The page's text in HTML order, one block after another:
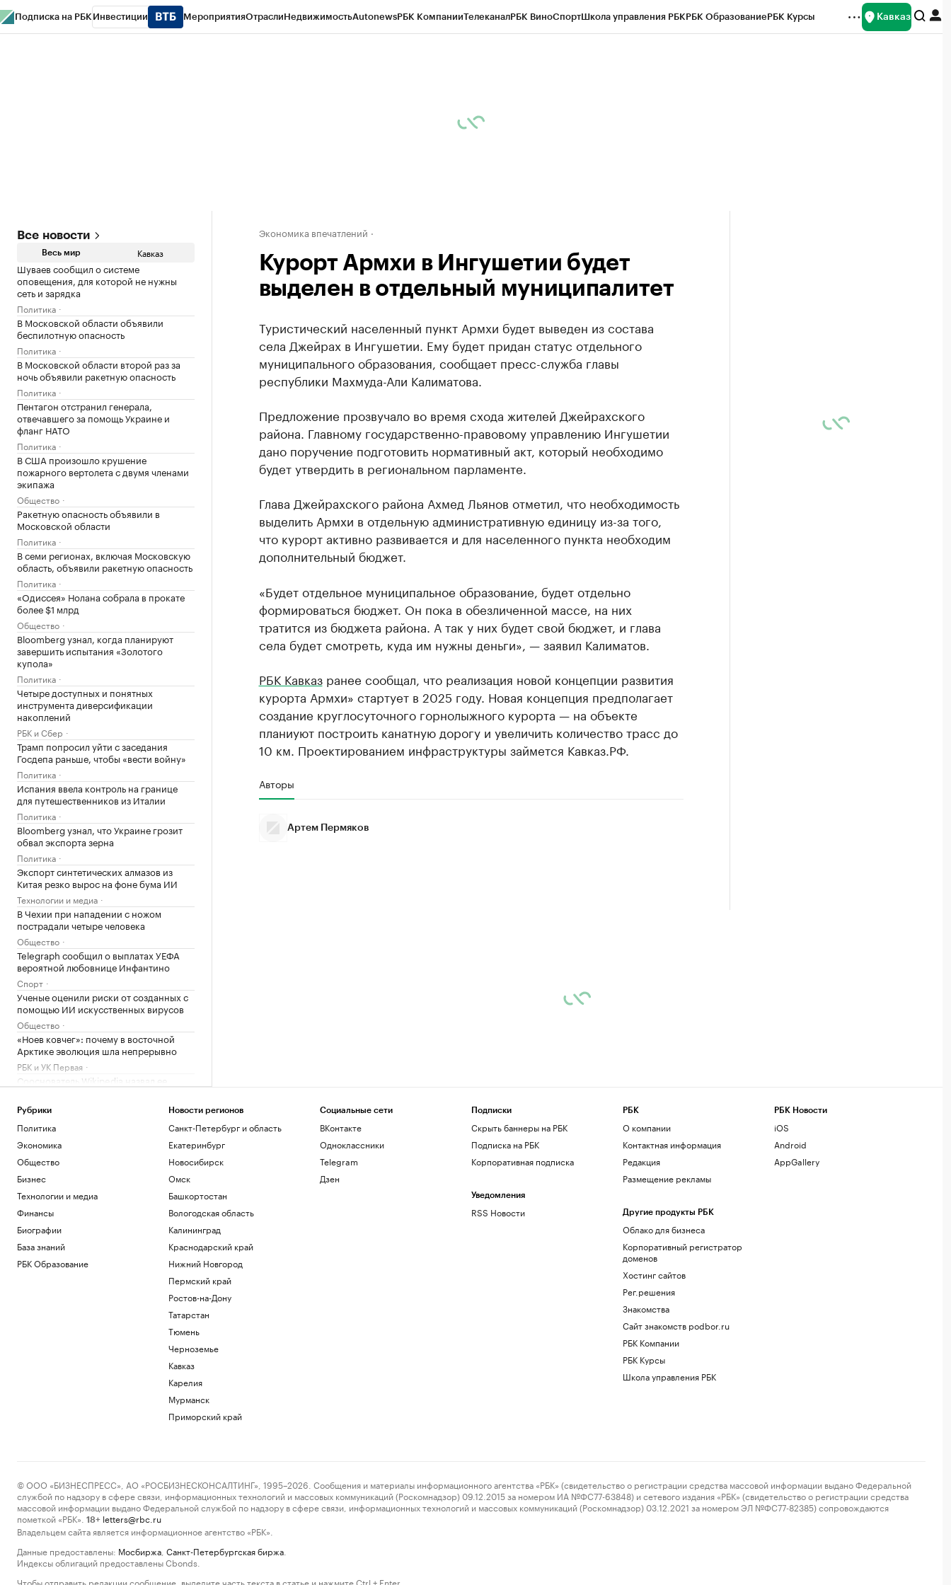
Подписка на РБК Инвестиции МероприятияОтраслиНедвижимостьAutonewsРБК КомпанииТелеканалРБК ВиноСпортШкола управления РБКРБК ОбразованиеРБК Курсы Кавказ
Все новости
Весь мир Кавказ
Шуваев сообщил о системе
оповещения, для которой не нужны
сеть и зарядка
Политика
В Московской области объявили
беспилотную опасность
Политика
В Московской области второй раз за
ночь объявили ракетную опасность
Политика
Пентагон отстранил генерала,
отвечавшего за помощь Украине и
фланг НАТО
Политика
В США произошло крушение
пожарного вертолета с двумя членами
экипажа
Общество
Ракетную опасность объявили в
Московской области
Политика
В семи регионах, включая Московскую
область, объявили ракетную опасность
Политика
«Одиссея» Нолана собрала в прокате
более $1 млрд
Общество
Bloomberg узнал, когда планируют
завершить испытания «Золотого
купола»
Политика
Четыре доступных и понятных
инструмента диверсификации
накоплений
РБК и Сбер
Трамп попросил уйти с заседания
Госдепа раньше, чтобы «вести войну»
Политика
Испания ввела контроль на границе
для путешественников из Италии
Политика
Bloomberg узнал, что Украине грозит
обвал экспорта зерна
Политика
Экспорт синтетических алмазов из
Китая резко вырос на фоне бума ИИ
Технологии и медиа
В Чехии при нападении с ножом
пострадали четыре человека
Общество
Telegraph сообщил о выплатах УЕФА
вероятной любовнице Инфантино
Спорт
Ученые оценили риски от созданных с
помощью ИИ искусственных вирусов
Общество
«Ноев ковчег»: почему в восточной
Арктике эволюция шла непрерывно
РБК и УК Первая
Сооснователь Wikipedia назвал ее
Технологии и медиа
Зеленский встретился с президентом
Сербии Вучичем
Политика
Экономика впечатлений
Курорт Армхи в Ингушетии будет
выделен в отдельный муниципалитет
Туристический населенный пункт Армхи будет выведен из состава
села Джейрах в Ингушетии. Ему будет придан статус отдельного
муниципального образования, сообщает пресс-служба главы
республики Махмуда-Али Калиматова.
Предложение прозвучало во время схода жителей Джейрахского
района. Главному государственно-правовому управлению Ингушетии
дано поручение подготовить нормативный акт, который необходимо
будет утвердить в региональном парламенте.
Глава Джейрахского района Ахмед Льянов отметил, что необходимость
выделить Армхи в отдельную административную единицу из-за того,
что курорт активно развивается и для населенного пункта необходим
дополнительный бюджет.
«Будет отдельное муниципальное образование, будет отдельно
формироваться бюджет. Он пока в обезличенной массе, на них
тратится из бюджета района. А так у них будет свой бюджет, и глава
села будет смотреть, куда им нужны деньги», — заявил Калиматов.
РБК Кавказранее сообщал, что реализация новой концепции развития
курорта Армхи» стартует в 2025 году. Новая концепция предполагает
создание круглосуточного горнолыжного курорта — на объекте
планиуют построить канатную дорогу и увеличить количество трасс до
10 км. Проектированием инфраструктуры займется Кавказ.РФ.
Авторы
Артем Пермяков
Рубрики
Политика
Экономика
Общество
Бизнес
Технологии и медиа
Финансы
Биографии
База знаний
РБК Образование
Новости регионов
Санкт-Петербург и область
Екатеринбург
Новосибирск
Омск
Башкортостан
Вологодская область
Калининград
Краснодарский край
Нижний Новгород
Пермский край
Ростов-на-Дону
Татарстан
Тюмень
Черноземье
Кавказ
Карелия
Мурманск
Приморский край
Социальные сети
ВКонтакте
Одноклассники
Telegram
Дзен
Подписки
Скрыть баннеры на РБК
Подписка на РБК
Корпоративная подписка
Уведомления
RSS Новости
РБК
О компании
Контактная информация
Редакция
Размещение рекламы
Другие продукты РБК
Облако для бизнеса
Корпоративный регистратор
доменов
Хостинг сайтов
Рег.решения
Знакомства
Сайт знакомств podbor.ru
РБК Компании
РБК Курсы
Школа управления РБК
РБК Новости
iOS
Android
AppGallery
© ООО «БИЗНЕСПРЕСС», АО «РОСБИЗНЕСКОНСАЛТИНГ», 1995–2026. Сообщения и материалы информационного агентства «РБК» (свидетельство о регистрации средства массовой информации выдано Федеральной
службой по надзору в сфере связи, информационных технологий и массовых коммуникаций (Роскомнадзор) 09.12.2015 за номером ИА №ФС77-63848) и сетевого издания «РБК» (свидетельство о регистрации средства
массовой информации выдано Федеральной службой по надзору в сфере связи, информационных технологий и массовых коммуникаций (Роскомнадзор) 03.12.2021 за номером ЭЛ №ФС77-82385) сопровождаются
пометкой «РБК».
18+ letters@rbc.ru
Владельцем сайта является информационное агентство «РБК».
Данные предоставлены: Мосбиржа Санкт-Петербургская биржа
Индексы облигаций предоставлены Cbonds.
Чтобы отправить редакции сообщение, выделите часть текста в статье и нажмите Ctrl + Enter